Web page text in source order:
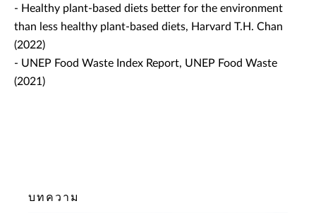
- Healthy plant-based diets better for the environment
than less healthy plant-based diets, Harvard T.H. Chan
(2022)
- UNEP Food Waste Index Report, UNEP Food Waste
(2021)
บทความ